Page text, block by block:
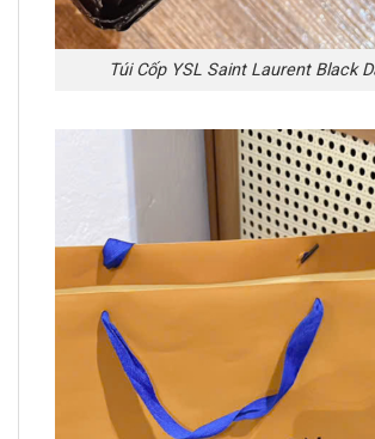
Túi Cốp YSL Saint Laurent Black